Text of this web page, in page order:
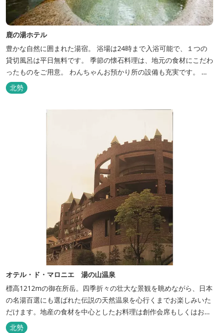
鹿の湯ホテル
豊かな自然に囲まれた湯宿。 浴場は24時まで入浴可能で、１つの
貸切風呂は平日無料です。 季節の懐石料理は、地元の食材にこだわ
ったものをご用意。 わんちゃんお預かり所の設備も充実です。 女
将手作りのお酢とカモシカソフトが人気です。 お食事処と大浴場の
脱衣所に最新の高機能換気設備を導入いたしました。
北勢
オテル・ド・マロニエ 湯の山温泉
標高1212mの御在所岳。四季折々の壮大な景観を眺めながら、日本
の名湯百選にも選ばれた伝説の天然温泉を心行くまでお楽しみいた
だけます。地産の食材を中心としたお料理は創作会席もしくはお箸
でもお楽しみいただける本格フレンチをお選びいただけ、会席・フ
北勢